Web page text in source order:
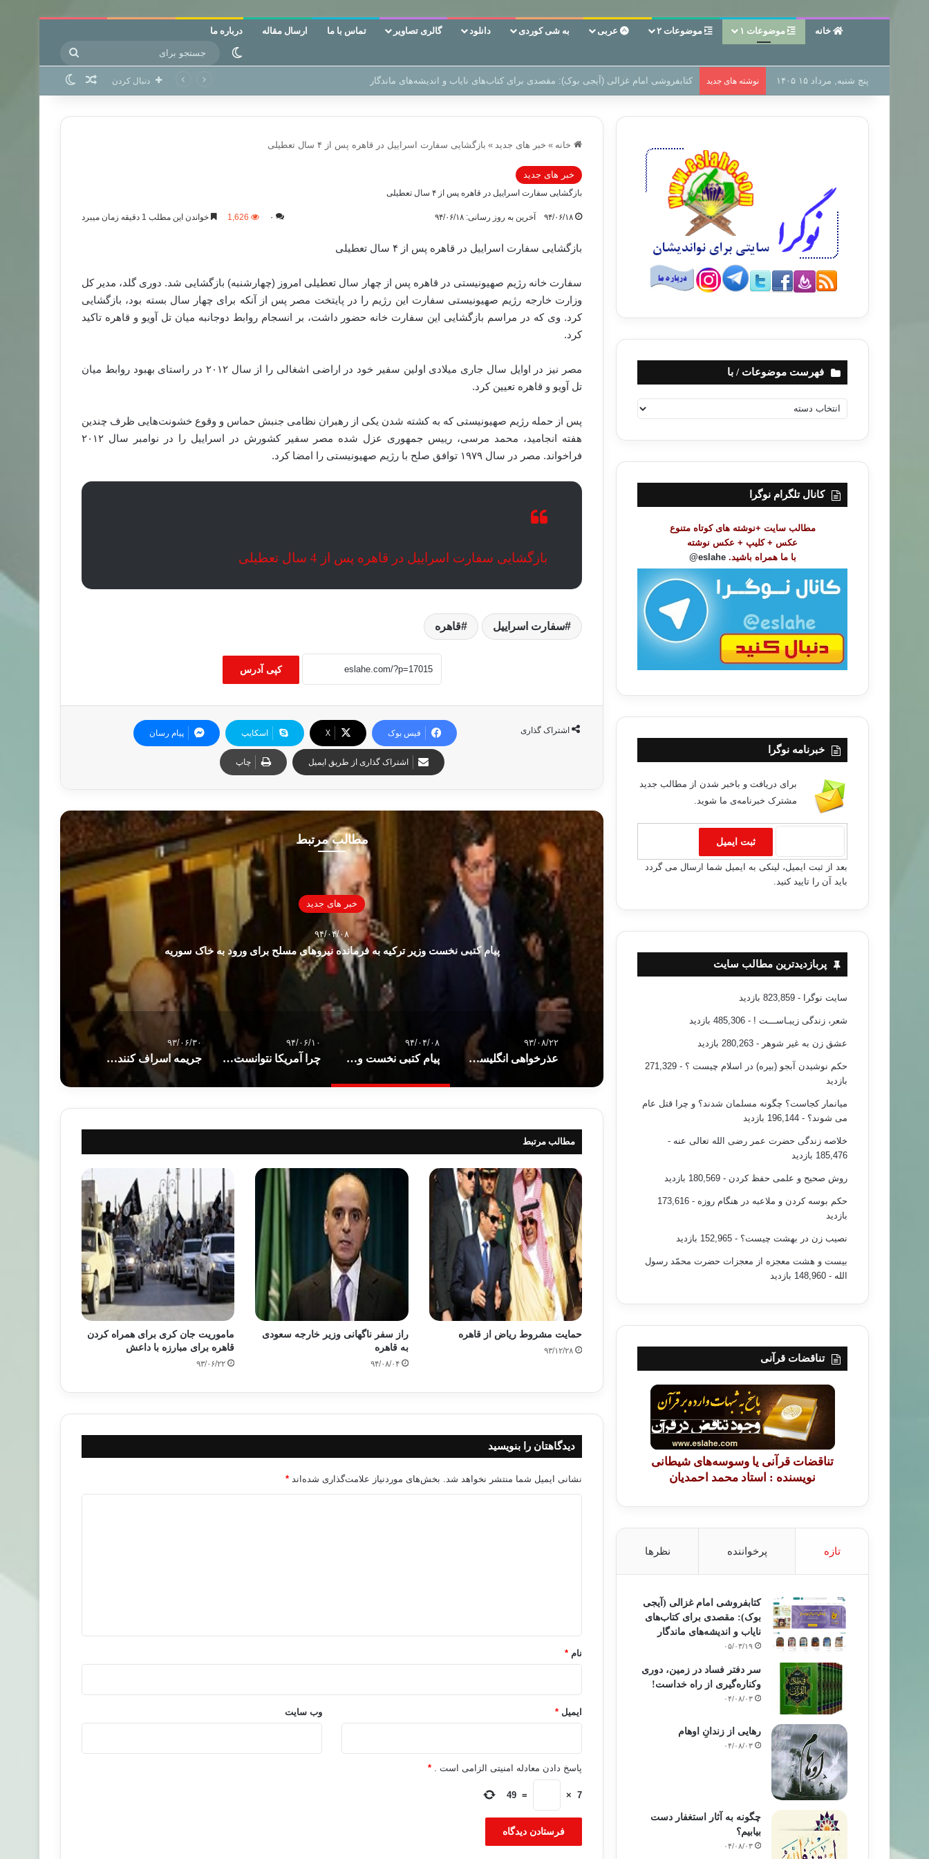
خانه موضوعات ۱ موضوعات ۲ عربی به شی کوردی دانلود گالری تصاویر تماس با ما ارسال مقاله درباره ما
تغییر پوسته
برای پنج شنبه, مرداد ۱۵ ۱۴۰۵ نوشته های جدید سر دفتر فساد در زمین‌، دوری وکناره‌گیری از راه خداست‌! دنبال کردن نوشته تصادفی
خانه » خبر های جدید » بازگشایی سفارت اسراییل در قاهره پس از ۴ سال تعطیلی
خبر های جدید
بازگشایی سفارت اسراییل در قاهره پس از ۴ سال تعطیلی
۹۴/۰۶/۱۸ آخرین به روز رسانی: ۹۴/۰۶/۱۸ ۰ 1,626 خواندن این مطلب 1 دقیقه زمان میبرد
بازگشایی سفارت اسراییل در قاهره پس از ۴ سال تعطیلی
سفارت خانه رژیم صهیونیستی در قاهره پس از چهار سال تعطیلی امروز (چهارشنبه) بازگشایی شد. دوری گلد، مدیر کل
وزارت خارجه رژیم صهیونیستی سفارت این رژیم را در پایتخت مصر پس از آنکه برای چهار سال بسته بود، بازگشایی
کرد. وی که در مراسم بازگشایی این سفارت خانه حضور داشت، بر انسجام روابط دوجانبه میان تل آویو و قاهره تاکید
کرد.
مصر نیز در اوایل سال جاری میلادی اولین سفیر خود در اراضی اشغالی را از سال ۲۰۱۲ در راستای بهبود روابط میان
تل آویو و قاهره تعیین کرد.
پس از حمله رژیم صهیونیستی که به کشته شدن یکی از رهبران نظامی جنبش حماس و وقوع خشونت‌هایی ظرف چندین
هفته انجامید،‌ محمد مرسی، رییس جمهوری عزل شده مصر سفیر کشورش در اسراییل را در نوامبر سال ۲۰۱۲
فراخواند. مصر در سال ۱۹۷۹ توافق صلح با رژیم صهیونیستی را امضا کرد.
بازگشایی سفارت اسراییل در قاهره پس از 4 سال تعطیلی
سفارت اسراییل قاهره
کپی آدرس
اشتراک گذاری فیس بوک X اسکایپ پیام رسان
اشتراک گذاری از طریق ایمیل چاپ
مطالب مرتبط
خبر های جدید
۹۳/۰۸/۲۲
انگلیسی افراطی از مسلمانان
خبر های جدید
۹۴/۰۴/۰۸
پیام کتبی نخست وزیر ترکیه به فرمانده نیروهای مسلح برای ورود به خاک سوریه
۹۳/۰۸/۲۲
عذرخواهی انگلیسی افراطی از مسلمانان
۹۴/۰۴/۰۸
پیام کتبی نخست وزیر ترکیه به فرمانده نیروهای مسلح برای ورود به خاک سوریه
۹۴/۰۶/۱۰
چرا آمریکا نتوانست داعش را نابود کند؟
۹۳/۰۶/۳۰
جريمه اسراف کنندگان غذا در مالزی
مطالب مرتبط
حمایت مشروط ریاض از قاهره
۹۳/۱۲/۲۸
راز سفر ناگهانی وزیر خارجه سعودی
به قاهره
۹۴/۰۸/۰۴
ماموریت جان کری برای همراه کردن
قاهره برای مبارزه با داعش
۹۳/۰۶/۲۲
دیدگاهتان را بنویسید
نشانی ایمیل شما منتشر نخواهد شد. بخش‌های موردنیاز علامت‌گذاری شده‌اند *
نام *
ایمیل * وب‌ سایت
پاسخ دادن معادله امنیتی الزامی است . *
7
×
=
49
فهرست موضوعات / با
ه
ت
ض
کانال تلگرام نوگرا
مطالب سایت +نوشته های کوتاه متنوع
عکس + کلیپ + عکس نوشته
با ما همراه باشید. eslahe@
خبرنامه نوگرا
برای دریافت و باخبر شدن از مطالب جدید
مشترک خبرنامه‌ی ما شوید.
بعد از ثبت ایمیل، لینکی به ایمیل شما ارسال می گردد
باید آن را تایید کنید.
پربازدیدترین مطالب سایت
سایت نوگرا - 823,859 بازدید
شعر، زندگی زیبـاســـت ! - 485,306 بازدید
عشق زن به غیر شوهر - 280,263 بازدید
حکم نوشیدن آبجو (بیره) در اسلام چیست ؟
- 271,329
بازدید
میانمار کجاست؟ چگونه مسلمان شدند؟ و چرا قتل عام
می شوند؟ - 196,144 بازدید
خلاصه زندگی حضرت عمر رضی الله تعالی عنه -
185,476 بازدید
روش صحیح و علمی حفظ کردن - 180,569 بازدید
حکم بوسه کردن و ملاعبه در هنگام روزه
- 173,616
بازدید
نصیب زن در بهشت چیست؟ - 152,965 بازدید
بیست و هشت معجزه از معجزات حضرت محمّد رسول
الله - 148,960 بازدید
تناقضات قرآنی
تناقضات قرآنی یا وسوسه‌های شیطانی
نویسنده : استاد محمد احمدیان
تازه پرخواننده نظرها
کتابفروشی امام غزالی (آیجی
بوک): مقصدی برای کتاب‌های
نایاب و اندیشه‌های ماندگار
۰۵/۰۳/۱۹
سر دفتر فساد در زمین‌، دوری
وکناره‌گیری از راه خداست‌!
۰۴/۰۸/۰۳
رهایی از زندانِ اوهام
۰۴/۰۸/۰۳
چگونه به آثار استغفار دست
بیابیم؟
۰۴/۰۸/۰۳